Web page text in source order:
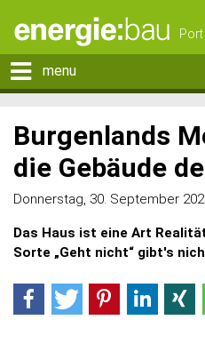
menu
Burgenlands
die Gebäude
Donnerstag, 30. September
Das Haus ist eine Art
Sorte „Geht nicht“ gibt's